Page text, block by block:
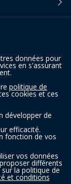
données pour
en s'assurant
politique de
cookies et ces
développer de
efficacité.
fonction de vos
vos données
différents
la politique de
et conditions
réservés | JDC